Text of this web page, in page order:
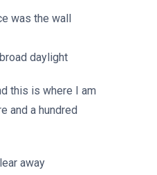
was the wall
daylight
this is where I am
and a hundred
away